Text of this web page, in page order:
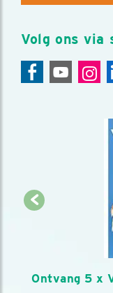
Volg ons via
Ontvang 5 x